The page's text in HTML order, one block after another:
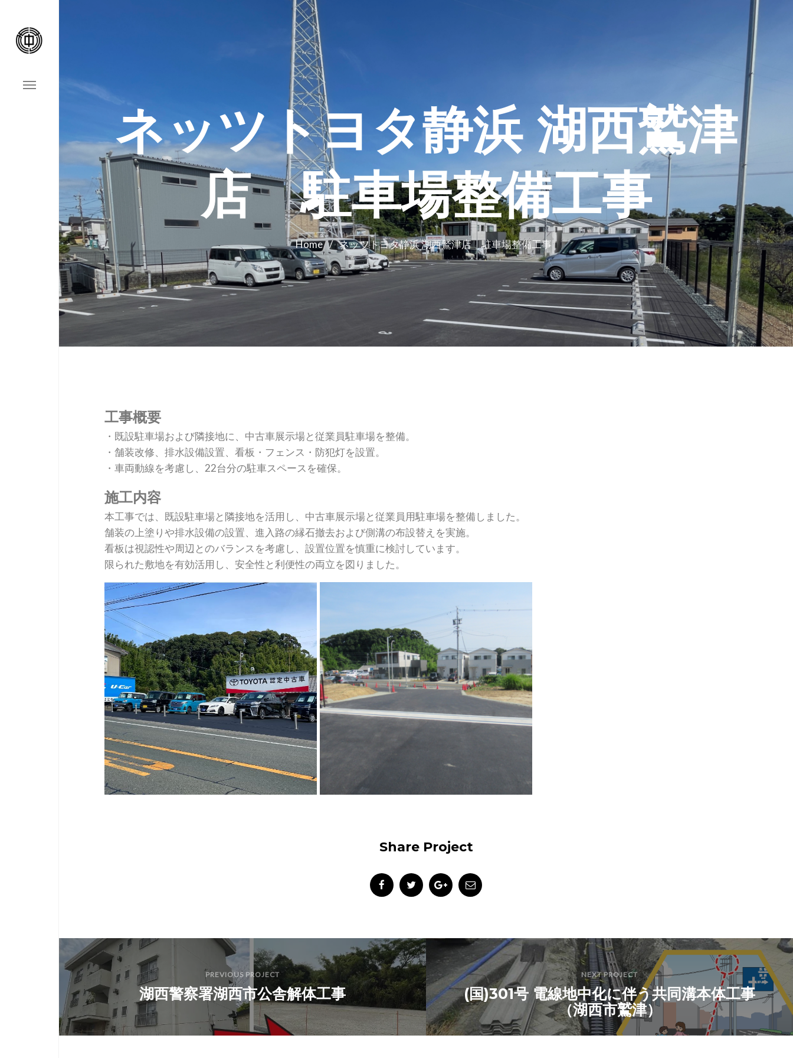
事業案内
お問い合わせ
お知らせ&ブログ
採用情報
協力会社様へ
ネッツトヨタ静浜 湖西鷲津
店 駐車場整備工事
Home / ネッツトヨタ静浜 湖西鷲津店 駐車場整備工事
工事概要
・既設駐車場および隣接地に、中古車展示場と従業員駐車場を整備。
・舗装改修、排水設備設置、看板・フェンス・防犯灯を設置。
・車両動線を考慮し、22台分の駐車スペースを確保。
施工内容
本工事では、既設駐車場と隣接地を活用し、中古車展示場と従業員用駐車場を整備しました。
舗装の上塗りや排水設備の設置、進入路の縁石撤去および側溝の布設替えを実施。
看板は視認性や周辺とのバランスを考慮し、設置位置を慎重に検討しています。
限られた敷地を有効活用し、安全性と利便性の両立を図りました。
Share Project
PREVIOUS PROJECT
湖西警察署湖西市公舎解体工事
NEXT PROJECT
(国)301号 電線地中化に伴う共同溝本体工事
（湖西市鷲津）